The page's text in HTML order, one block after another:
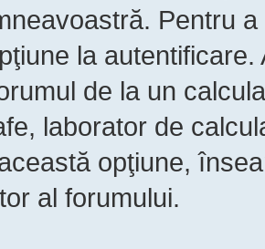
Pentru
la
de la un
laborator de
opţiune,
al forumului.